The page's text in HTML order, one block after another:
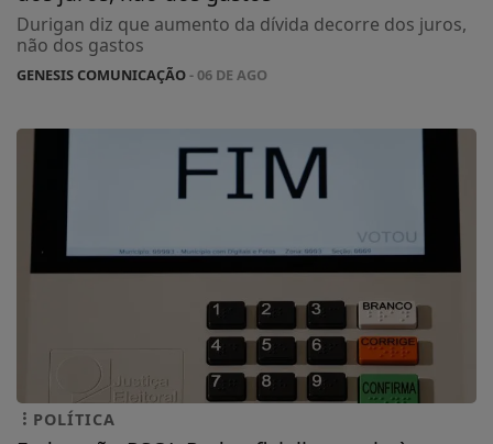
Durigan diz que aumento da dívida decorre dos juros,
não dos gastos
GENESIS COMUNICAÇÃO- 06 DE AGO
POLÍTICA